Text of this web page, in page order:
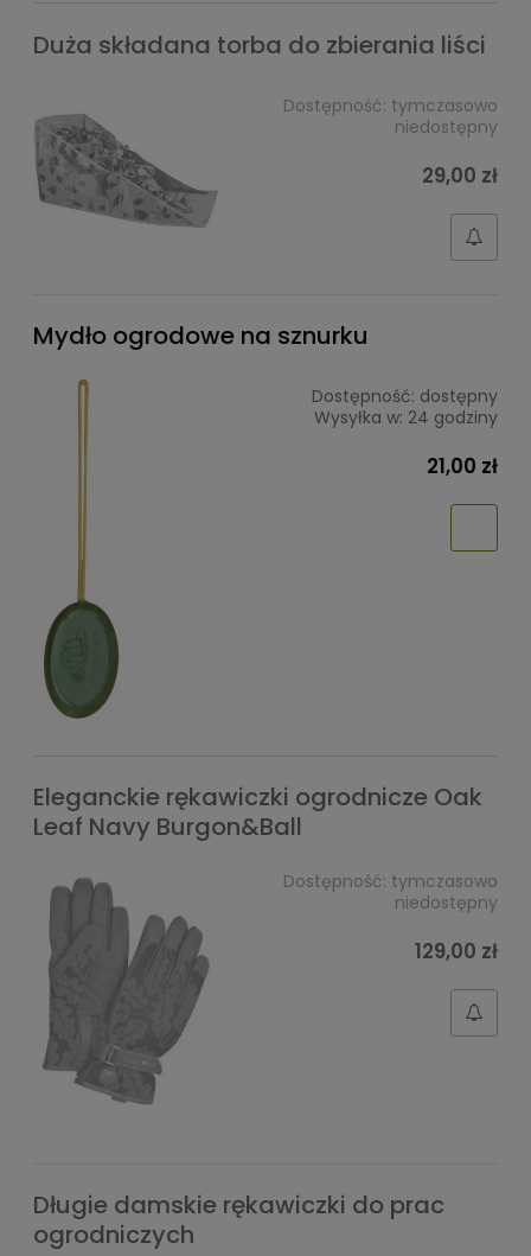
Duża składana torba do zbierania liści
Dostępność: tymczasowo
niedostępny
29,00 zł
Mydło ogrodowe na sznurku
Dostępność: dostępny
Wysyłka w: 24 godziny
21,00 zł
Eleganckie rękawiczki ogrodnicze Oak
Leaf Navy Burgon&Ball
Dostępność: tymczasowo
niedostępny
129,00 zł
Długie damskie rękawiczki do prac
ogrodniczych